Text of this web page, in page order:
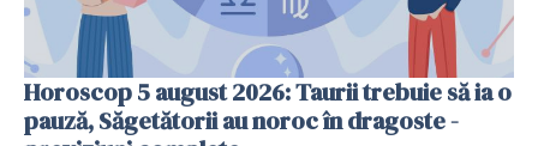
Horoscop 5 august 2026: Taurii trebuie să ia o
pauză, Săgetătorii au noroc în dragoste -